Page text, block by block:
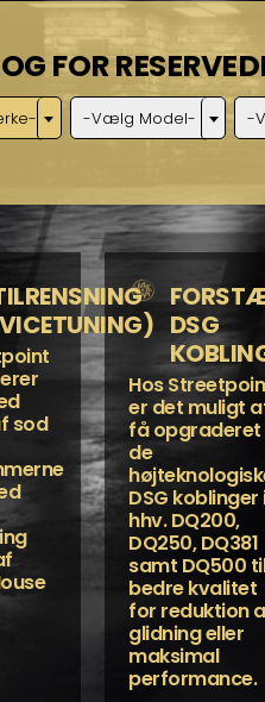
FOR
-Vælg Model- -
sod
DSG
Hos
er det muligt
få opgraderet
de
DSG koblinger
hhv. DQ200,
DQ250, DQ381
samt DQ500
bedre kvalitet
for reduktion
glidning eller
maksimal
performance.